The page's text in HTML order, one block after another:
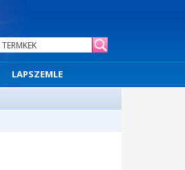
LAPSZEMLE